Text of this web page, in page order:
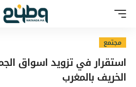
مجتمع
استقرار في تزويد اسواق
الخريف بالمغرب